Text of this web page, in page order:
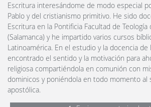
Escritura interesándome de modo especial
Pablo y del cristianismo primitivo. He sido
Escritura en la Pontificia Facultad de Teología
(Salamanca) y he impartido varios cursos
Latinoamérica. En el estudio y la docencia de
encontrado el sentido y la motivación para
religiosa compartiéndola en comunión con
dominicos y poniéndola en todo momento al
apostólica.